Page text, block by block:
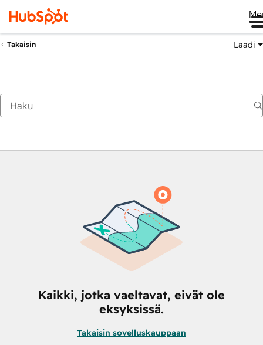
Takaisin Laadi
Kaikki, jotka vaeltavat, eivät ole
eksyksissä.
Takaisin sovelluskauppaan